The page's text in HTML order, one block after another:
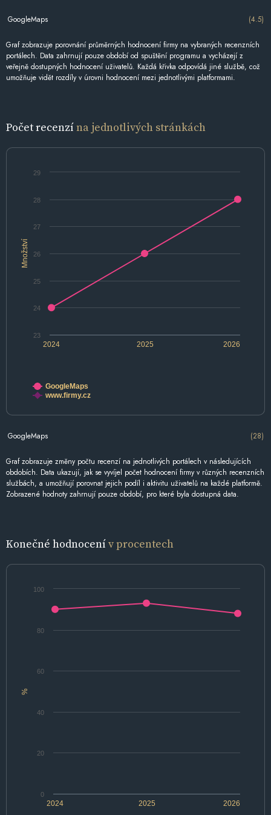
GoogleMaps (4.5)
Graf zobrazuje porovnání průměrných hodnocení firmy na vybraných recenzních
portálech. Data zahrnují pouze období od spuštění programu a vycházejí z
veřejně dostupných hodnocení uživatelů. Každá křivka odpovídá jiné službě, což
umožňuje vidět rozdíly v úrovni hodnocení mezi jednotlivými platformami.
Počet recenzína jednotlivých stránkách
Množství
2024 2025 2026
23
24
25
26
27
28
29
GoogleMaps
www.firmy.cz
GoogleMaps (28)
Graf zobrazuje změny počtu recenzí na jednotlivých portálech v následujících
obdobích. Data ukazují, jak se vyvíjel počet hodnocení firmy v různých recenzních
službách, a umožňují porovnat jejich podíl i aktivitu uživatelů na každé platformě.
Zobrazené hodnoty zahrnují pouze období, pro které byla dostupná data.
Konečné hodnocenív procentech
%
2024 2025 2026
0
20
40
60
80
100